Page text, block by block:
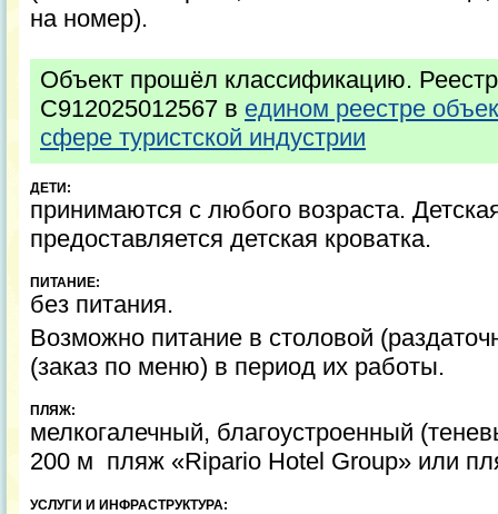
на номер).
Объект прошёл классификацию.
С912025012567 в едином реестре
сфере туристской индустрии
ДЕТИ:
принимаются с любого возраста.
предоставляется детская кроватка.
ПИТАНИЕ:
без питания.
Возможно питание в столовой
(заказ по меню) в период их работы.
ПЛЯЖ:
мелкогалечный, благоустроенный
200 м пляж «Ripario Hotel Group» или
УСЛУГИ И ИНФРАСТРУКТУРА: